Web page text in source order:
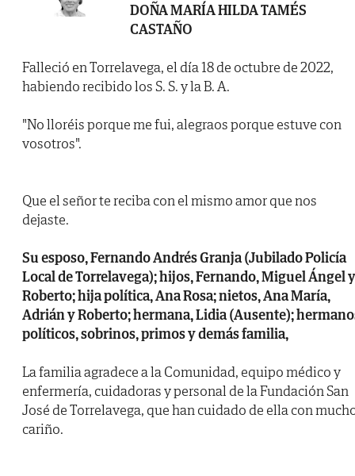
DOÑA MARÍA HILDA TAMÉS
CASTAÑO
Falleció en Torrelavega, el día 18 de octubre de 2022,
habiendo recibido los S. S. y la B. A.
"No lloréis porque me fui, alegraos porque estuve con
vosotros".
Que el señor te reciba con el mismo amor que nos
dejaste.
Su esposo, Fernando Andrés Granja (Jubilado Policía
Local de Torrelavega); hijos, Fernando, Miguel Ángel y
Roberto; hija política, Ana Rosa; nietos, Ana María,
Adrián y Roberto; hermana, Lidia (Ausente);
políticos, sobrinos, primos y demás familia,
La familia agradece a la Comunidad, equipo médico y
enfermería, cuidadoras y personal de la Fundación San
José de Torrelavega, que han cuidado de ella con
cariño.